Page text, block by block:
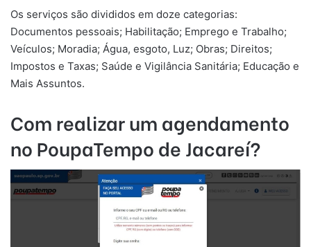
Os serviços são divididos em doze categorias:
Documentos pessoais; Habilitação; Emprego e Trabalho;
Veículos; Moradia; Água, esgoto, Luz; Obras; Direitos;
Impostos e Taxas; Saúde e Vigilância Sanitária; Educação e
Mais Assuntos.
Com realizar um agendamento
no PoupaTempo de Jacareí?